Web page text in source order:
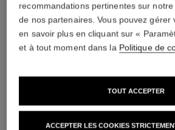
Masque Exfoliant au Camélia
AJOUTER AU PANIER
Réf.
recommandations pertinentes sur
de nos partenaires. Vous pouvez gérer
en savoir plus en cliquant sur «
et à tout moment dans la Politique de
ACCEPTER LES COOKIES
TOUT ACCEPTER